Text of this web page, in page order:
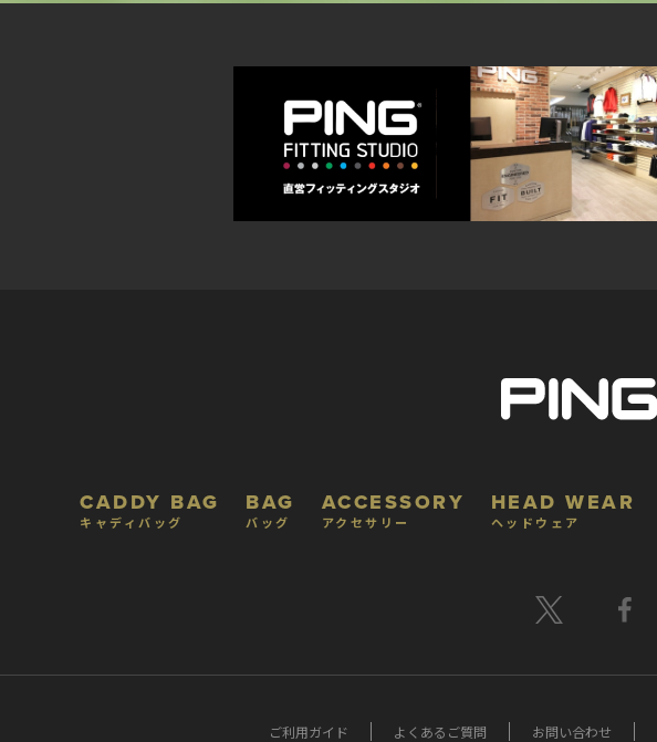
CADDY BAG
キャディバッグ
BAG
バッグ
ACCESSORY
アクセサリー
HEAD WEAR
ヘッドウェア
ご利用ガイド よくあるご質問 お問い合わせ